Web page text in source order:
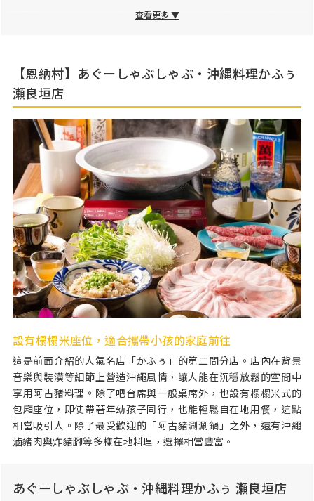
17:00～23:00（フードLO22:00、ドリンクLO22:30）
停車場
30台
查看更多 ▼
【恩納村】あぐーしゃぶしゃぶ・沖縄料理かふぅ
瀬良垣店
設有榻榻米座位，適合攜帶小孩的家庭前往
這是前面介紹的人氣名店「かふぅ」的第二間分店。店內在背景
音樂與裝潢等細節上營造沖繩風情，讓人能在沉穩放鬆的空間中
享用阿古豬料理。除了吧台席與一般桌席外，也設有榻榻米式的
包廂座位，即使帶著年幼孩子同行，也能輕鬆自在地用餐，這點
相當吸引人。除了最受歡迎的「阿古豬涮涮鍋」之外，還有沖繩
滷豬肉與炸豬腳等多樣在地料理，選擇相當豐富。
あぐーしゃぶしゃぶ・沖縄料理かふぅ 瀬良垣店